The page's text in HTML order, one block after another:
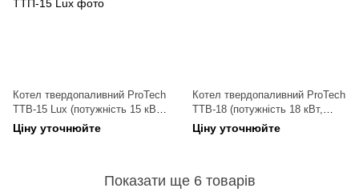
Котел твердопаливний ProTech
ТТВ-15 Lux (потужність 15 кВт,
охолоджувані колосники і
варильна плита)
Ціну уточнюйте
Котел твердопаливний ProTech
ТТВ-18 (потужність 18 кВт,
чавунні колосники і варильна
плита)
Ціну уточнюйте
Показати ще 6 товарів